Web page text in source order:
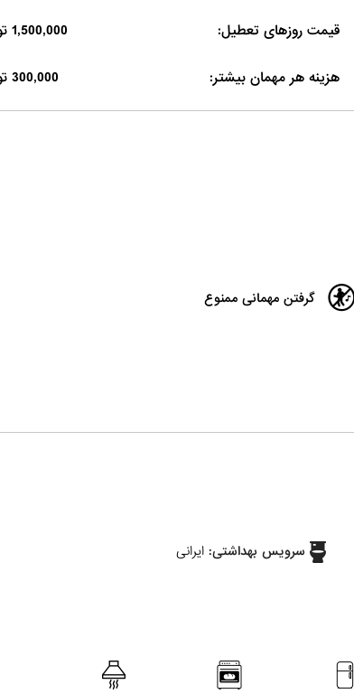
قیمت روزهای تعطیل: 1,500,000 تومان
هزینه هر مهمان بیشتر: 300,000 تومان
گرفتن مهمانی ممنوع
سرویس بهداشتی: ایرانی